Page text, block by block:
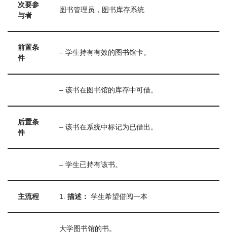
次要参
与者
图书管理员，图书库存系统
前置条
件
– 学生持有有效的图书馆卡。
– 该书在图书馆的库存中可借。
后置条
件
– 该书在系统中标记为已借出。
– 学生已持有该书。
主流程 1. 描述： 学生希望借阅一本
大学图书馆的书。